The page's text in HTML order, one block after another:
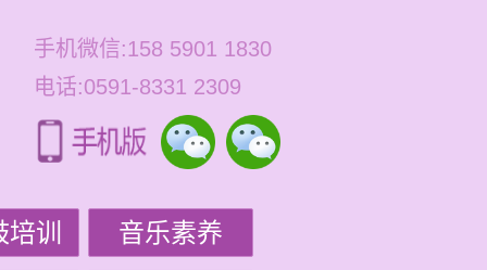
手机微信:158 5901 1830
电话:0591-8331 2309
训 音乐素养